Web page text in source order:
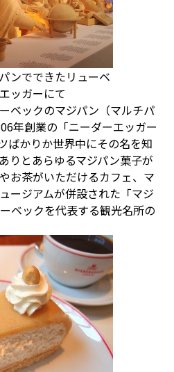
ンでできたリューベ
ッガーにて
ベックのマジパン（マルチパ
年創業の「ニーダーエッガー
ばかりか世界中にその名を知
りとあらゆるマジパン菓子が
お茶がいただけるカフェ、マ
ージアムが併設された「マジ
ベックを代表する観光名所の